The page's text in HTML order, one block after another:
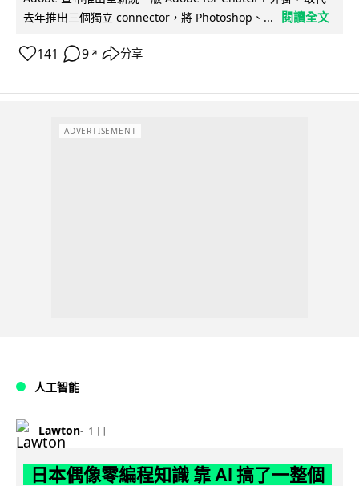
去年推出三個獨立 connector，將 Photoshop、...
閱讀全文
141 9 ↗ 分享
ADVERTISEMENT
人工智能
Lawton 1 日
日本偶像零編程知識 靠 AI 搞了一整個